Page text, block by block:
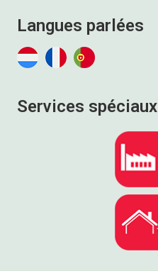
Langues parlées
Services spéciaux